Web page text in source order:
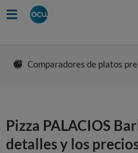
Comparadores de platos
Pizza PALACIOS
detalles y los